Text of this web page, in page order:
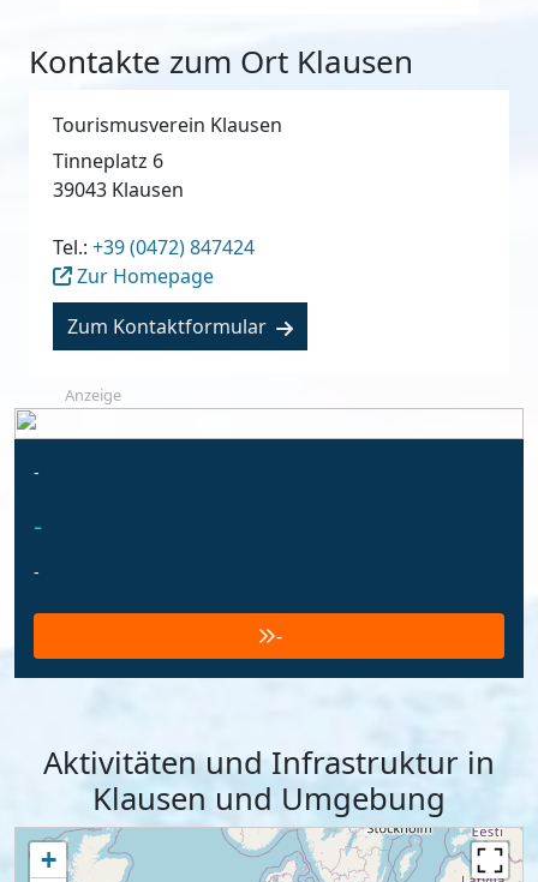
Kontakte zum Ort Klausen
Tourismusverein Klausen
Tinneplatz 6
39043 Klausen
Tel.: +39 (0472) 847424
Zur Homepage
Zum Kontaktformular
Anzeige
-
-
-
-
Aktivitäten und Infrastruktur in
Klausen und Umgebung
+